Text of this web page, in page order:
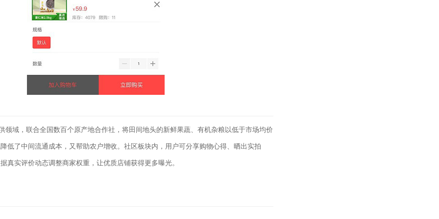
领域，联合全国数百个原产地合作社，将田间地头的新鲜果蔬、有机杂粮以低于市场均价
低了中间流通成本，又帮助农户增收。社区板块内，用户可分享购物心得、晒出实拍
真实评价动态调整商家权重，让优质店铺获得更多曝光。